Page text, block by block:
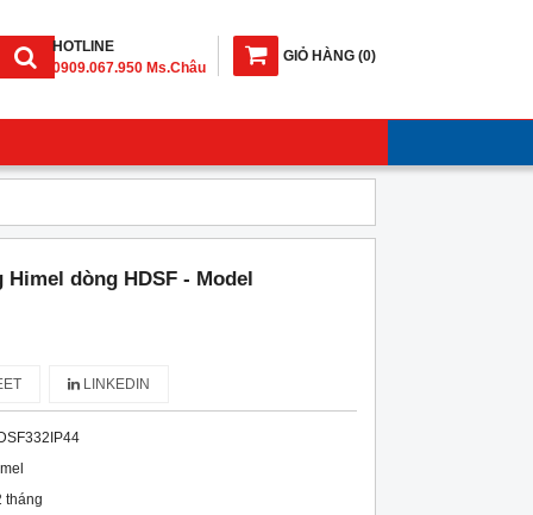
GIỎ HÀNG (0)
HOTLINE
0909.067.950 Ms.Châu
dòng HDSF - Model
LINKEDIN
tháng